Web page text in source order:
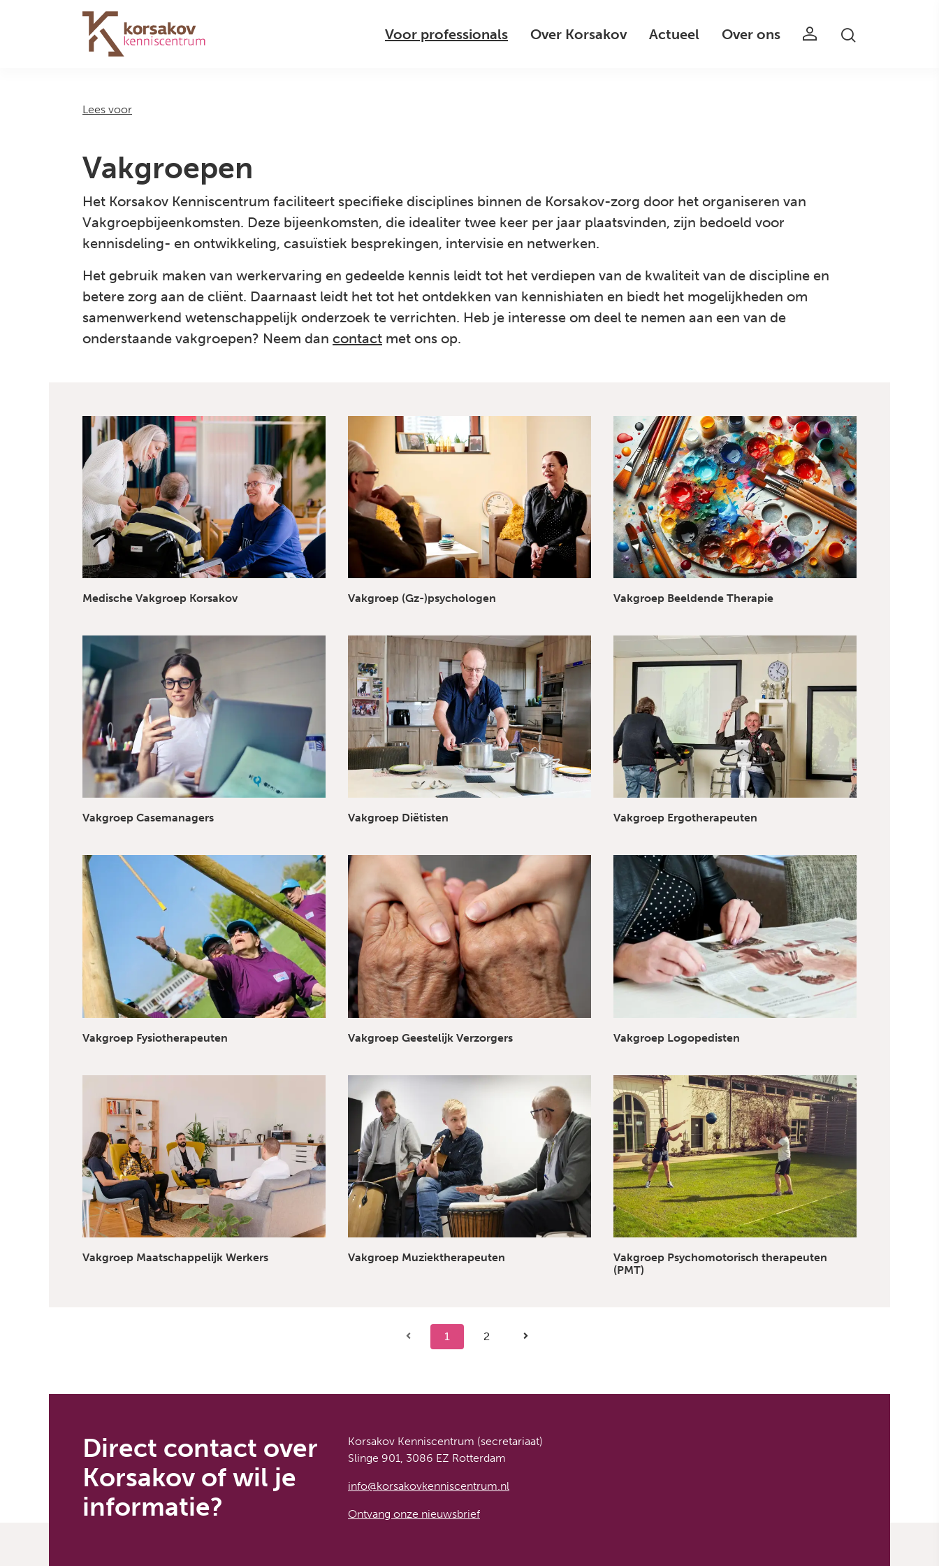
Navigation Voor professionals Over Korsakov Actueel Over ons
Lees voor
Vakgroepen
Het Korsakov Kenniscentrum faciliteert specifieke disciplines binnen de Korsakov-zorg door het organiseren van
Vakgroepbijeenkomsten. Deze bijeenkomsten, die idealiter twee keer per jaar plaatsvinden, zijn bedoeld voor
kennisdeling- en ontwikkeling, casuïstiek besprekingen, intervisie en netwerken.
Het gebruik maken van werkervaring en gedeelde kennis leidt tot het verdiepen van de kwaliteit van de discipline en
betere zorg aan de cliënt. Daarnaast leidt het tot het ontdekken van kennishiaten en biedt het mogelijkheden om
samenwerkend wetenschappelijk onderzoek te verrichten. Heb je interesse om deel te nemen aan een van de
onderstaande vakgroepen? Neem dan contact met ons op.
Medische Vakgroep Korsakov Vakgroep (Gz-)psychologen Vakgroep Beeldende Therapie
Vakgroep Casemanagers Vakgroep Diëtisten Vakgroep Ergotherapeuten
Vakgroep Fysiotherapeuten Vakgroep Geestelijk Verzorgers Vakgroep Logopedisten
Vakgroep Maatschappelijk Werkers Vakgroep Muziektherapeuten
Vakgroep Psychomotorisch therapeuten
(PMT)
1 2
Direct contact over
Korsakov of wil je
informatie?
Korsakov Kenniscentrum (secretariaat)
Slinge 901, 3086 EZ Rotterdam
info@korsakovkenniscentrum.nl
Ontvang onze nieuwsbrief